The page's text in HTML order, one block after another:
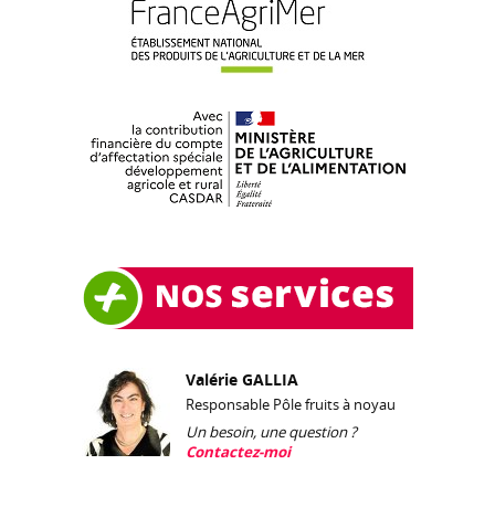
Valérie GALLIA
Responsable Pôle fruits à noyau
Un besoin, une question ?
Contactez-moi